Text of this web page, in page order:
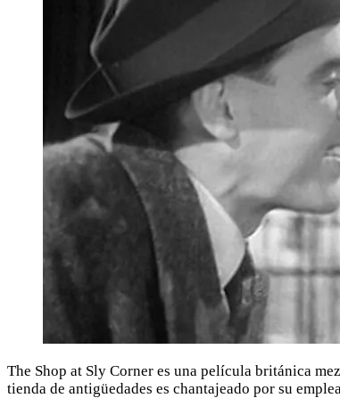
The Shop at Sly Corner es una película británica
tienda de antigüedades es chantajeado por su